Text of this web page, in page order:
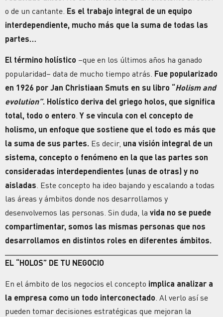
o de un cantante. Es el trabajo integral de un equipo
interdependiente, mucho más que la suma de todas las
partes…
El término holístico –que en los últimos años ha ganado
popularidad– data de mucho tiempo atrás. Fue popularizado
en 1926 por Jan Christiaan Smuts en su libro “Holism and
evolution”. Holístico deriva del griego holos, que significa
total, todo o entero.Y se vincula con el concepto de
holismo, un enfoque que sostiene que el todo es más que
la suma de sus partes. Es decir, una visión integral de un
sistema, concepto o fenómeno en la que las partes son
consideradas interdependientes (unas de otras) y no
aisladas. Este concepto ha ideo bajando y escalando a todas
las áreas y ámbitos donde nos desarrollamos y
desenvolvemos las personas. Sin duda, la vida no se puede
compartimentar, somos las mismas personas que nos
desarrollamos en distintos roles en diferentes ámbitos.
EL “HOLOS” DE TU NEGOCIO
En el ámbito de los negocios el concepto implica analizar a
la empresa como un todo interconectado. Al verlo así se
pueden tomar decisiones estratégicas que mejoran la